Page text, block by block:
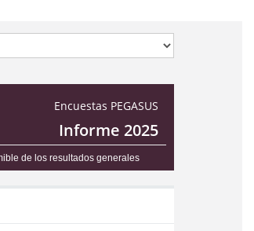
Encuestas PEGASUS
Informe 2025
de los resultados generales